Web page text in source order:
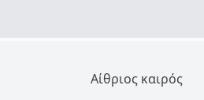
Αίθριος καιρός